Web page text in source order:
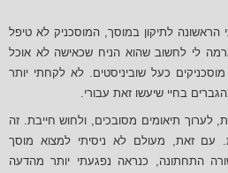
לתיקון במוסך, המוסכניק לא טיפל
לי לחשוב שהוא הניח שכאישה לא אוכל
כעל שוביניסטים. לא לקחתי יותר
בחיי שיעשו זאת עבורי.
לערוך תיאומים מסובכים, ולחוש חייבת. זה
עם זאת, מעולם לא ניסיתי למצוא מוסך
התחתונה, כנראה נפגעתי יותר מהדעה